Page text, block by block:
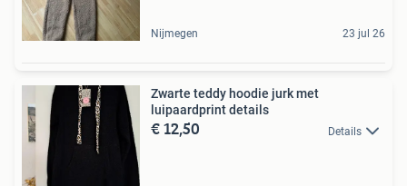
Nijmegen 23 jul 26
Zwarte teddy hoodie jurk met
luipaardprint details
€ 12,50 Details